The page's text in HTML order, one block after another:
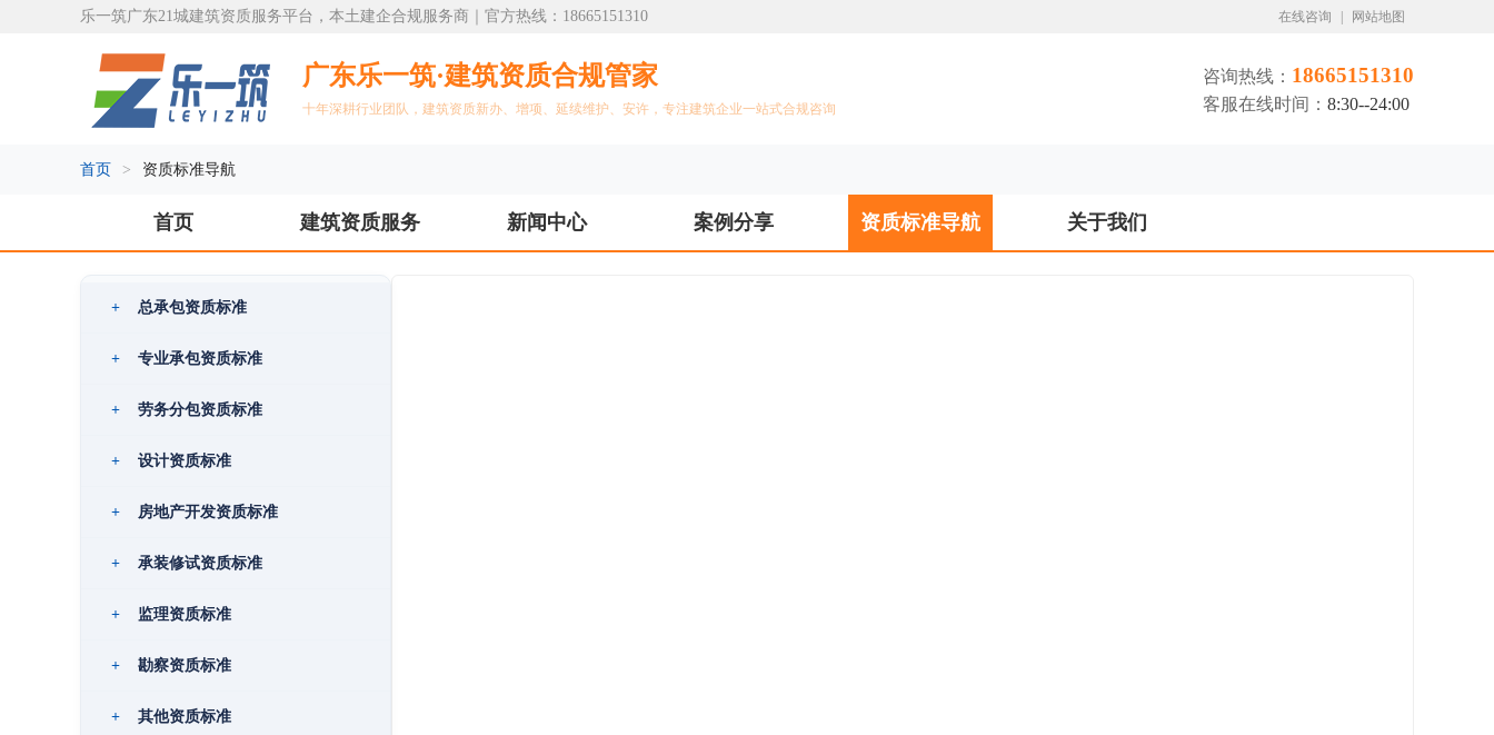
乐一筑广东21城建筑资质服务平台，本土建企合规服务商｜官方热线：18665151310 在线咨询 网站地图
广东乐一筑·建筑资质合规管家
十年深耕行业团队，建筑资质新办、增项、延续维护、安许，专注建筑企业一站式合规咨询
咨询热线： 18665151310
客服在线时间： 8:30--24:00
首页 > 资质标准导航
首页 建筑资质服务 新闻中心 案例分享 资质标准导航 关于我们
+ 总承包资质标准
+ 专业承包资质标准
+ 劳务分包资质标准
+ 设计资质标准
+ 房地产开发资质标准
+ 承装修试资质标准
+ 监理资质标准
+ 勘察资质标准
+ 其他资质标准